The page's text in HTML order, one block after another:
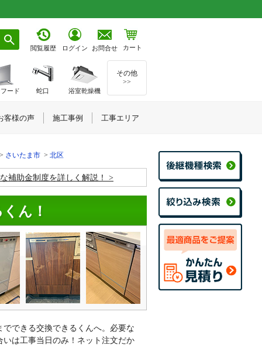
閲覧履歴 ログイン お問合せ カート
さいたま市 北区
補助金制度を詳しく解説！
ん！
できる交換できるくんへ。必要な
は工事当日のみ！ネット注文だか
ード 蛇口 浴室乾燥機
その他
>>
客様の声 施工事例 工事エリア